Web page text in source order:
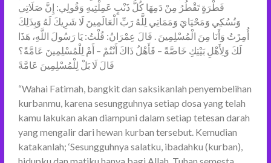
قَطْرَةٍ تَقْطُرُ مِنْ دَمِهَا كُلُّ ذَنْبٍ عَمِلْتِيهِ وَقُولِي: إِنَّ صَلَاتِي
وَنُسُكِي وَمَحْيَايَ وَمَمَاتِي لِلَّهُ رَبِّ الْعَالَمِينَ لَا شَرِيكَ لَهُ وَبِذَلِكَ
أُمِرْتُ وَأَنَا مِنَ الْمُسْلِمِينَ . قَالَ عِمْرَانُ: قُلْتُ: يَا رَسُولَ اللَّهِ، هَذَا
لَكَ وَلِأَهْلِ بَيْتِكِ خَاصَّةً – فَأَهْلُ ذَاكَ أَنْتُمْ – أَمْ لِلْمُسْلِمِينَ عَامَّةً؟
قَالَ لَا بَلْ لِلْمُسْلِمِينَ عَامَّةً
“Wahai Fatimah, bangkit dan saksikanlah penyembelihan
kurbanmu, karena sesungguhnya setiap dosa yang telah
kamu lakukan akan diampuni dalam setiap tetesan darah
yang mengalir dari hewan kurban tersebut. Kemudian
katakanlah; ‘Sesungguhnya salatku, ibadahku (kurban),
hidupku dan matiku hanya bagi Allah, Tuhan semesta